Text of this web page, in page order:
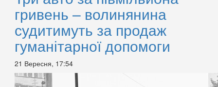
гривень – волинянина
судитимуть за продаж
гуманітарної допомоги
21 Вересня, 17:54